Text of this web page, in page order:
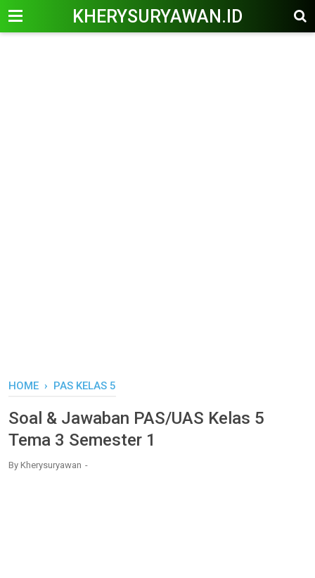
KHERYSURYAWAN.ID
HOME › PAS KELAS 5
Soal & Jawaban PAS/UAS Kelas 5
Tema 3 Semester 1
By Kherysuryawan